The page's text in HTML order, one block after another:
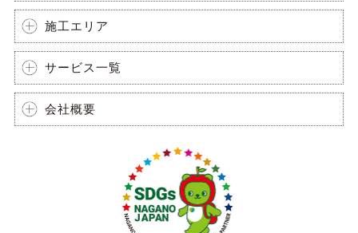
施工エリア
サービス一覧
会社概要